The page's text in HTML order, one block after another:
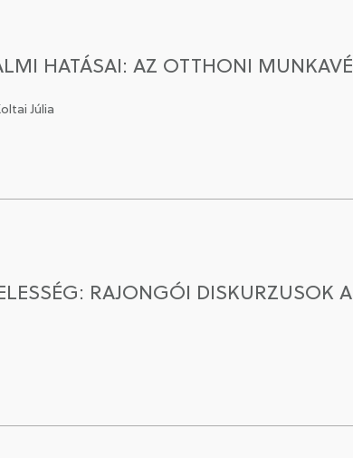
HATÁSAI: AZ OTTHONI
Júlia
RAJONGÓI DISKURZUSOK